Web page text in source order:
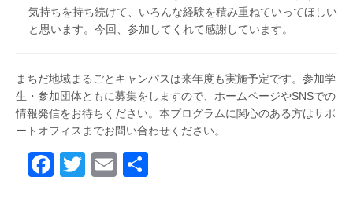
気持ちを持ち続けて、いろんな経験を積み重ねていってほしい
と思います。今回、参加してくれて感謝しています。
まちだ地域まるごとキャンパスは来年度も実施予定です。参加学
生・参加団体ともに募集をしますので、ホームページやSNSでの
情報発信をお待ちください。本プログラムに関心のある方はサポ
ートオフィスまでお問い合わせください。
F
T
E